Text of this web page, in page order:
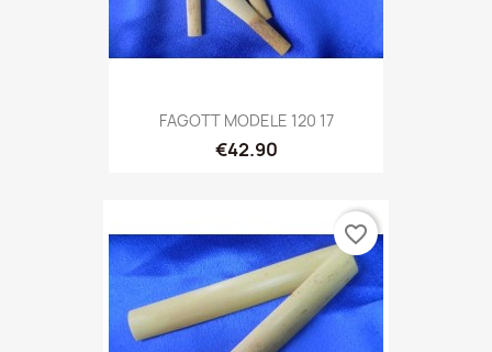
FAGOTT MODELE 120 17
€42.90
favorite_border